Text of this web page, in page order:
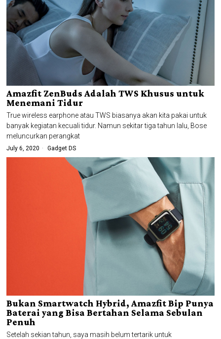
Amazfit ZenBuds Adalah TWS Khusus untuk
Menemani Tidur
True wireless earphone atau TWS biasanya akan kita pakai untuk
banyak kegiatan kecuali tidur. Namun sekitar tiga tahun lalu, Bose
meluncurkan perangkat
July 6, 2020 Gadget DS
Bukan Smartwatch Hybrid, Amazfit Bip Punya
Baterai yang Bisa Bertahan Selama Sebulan
Penuh
Setelah sekian tahun, saya masih belum tertarik untuk